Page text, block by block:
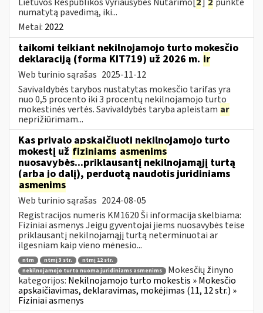
numatytą pavedimą, iki...
Metai: 2022
taikomi teikiant nekilnojamojo turto mokesčio
deklaraciją (forma KIT719) už 2026 m. ir
Web turinio sąrašas 2025-11-12
Savivaldybės tarybos nustatytas mokesčio tarifas yra
nuo 0,5 procento iki 3 procentų nekilnojamojo turto
mokestinės vertės. Savivaldybės taryba apleistam ar
neprižiūrimam...
Kas privalo apskaičiuoti nekilnojamojo turto
mokestį už fiziniams asmenims
nuosavybės...priklausantį nekilnojamąjį turtą
(arba jo dalį), perduotą naudotis juridiniams
asmenims
Web turinio sąrašas 2024-08-05
Registracijos numeris KM1620 Ši informacija skelbiama:
Fiziniai asmenys Jeigu gyventojai jiems nuosavybės teise
priklausantį nekilnojamąjį turtą neterminuotai ar
ilgesniam kaip vieno mėnesio...
ntm ntmį 3 str.
ntmį 12 str.
nekilnojamojo turto nuoma juridiniams asmenims
Mokesčių žinyno
kategorijos: Nekilnojamojo turto mokestis » Mokesčio
apskaičiavimas, deklaravimas, mokėjimas (11, 12 str.) »
Fiziniai asmenys